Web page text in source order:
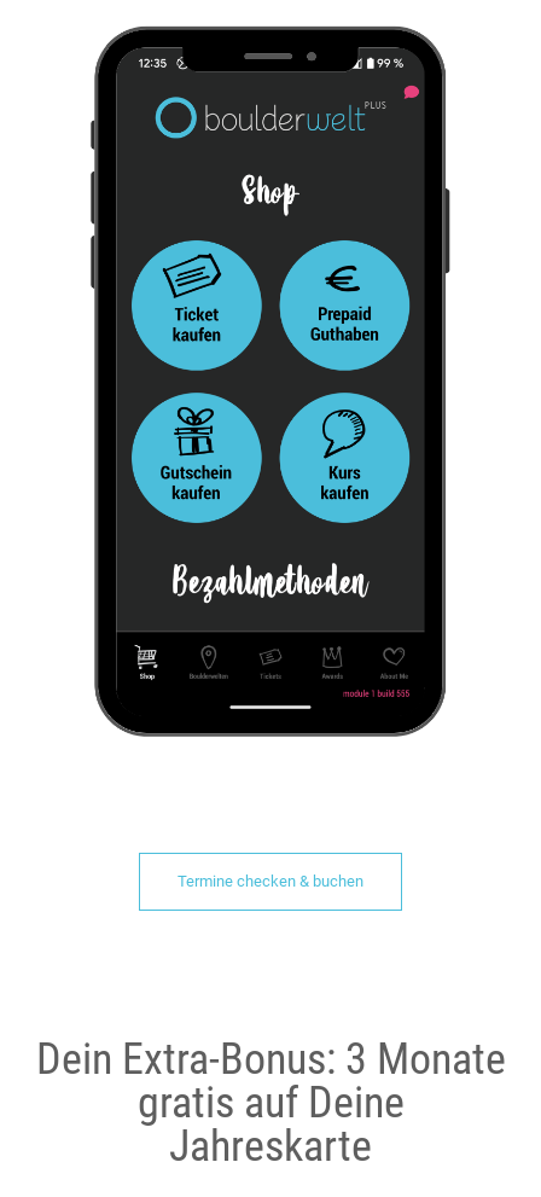
Termine checken & buchen
Dein Extra-Bonus: 3 Monate
gratis auf Deine
Jahreskarte